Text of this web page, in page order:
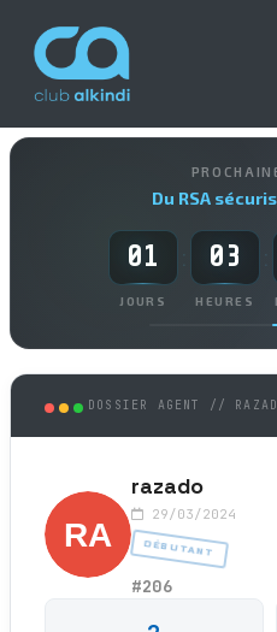
Du RSA
01
JOURS
03
HEURES
:
DOSSIER AGENT //
razado
29/03/2024
DÉBUTANT
#206